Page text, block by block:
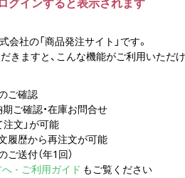
会社の「商品発注サイト」です。
きますと、こんな機能がご利用いただ
ご確認
期ご確認・在庫お問合せ
注文」が可能
履歴から再注文が可能
ご送付（年1回）
- ご利用ガイド もご覧ください